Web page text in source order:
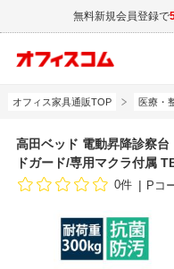
無料新規会員登録で
オフィス家具通販TOP 医療・
高田ベッド 電動昇降診察
ドガード/専用マクラ付属
0件 Pコ